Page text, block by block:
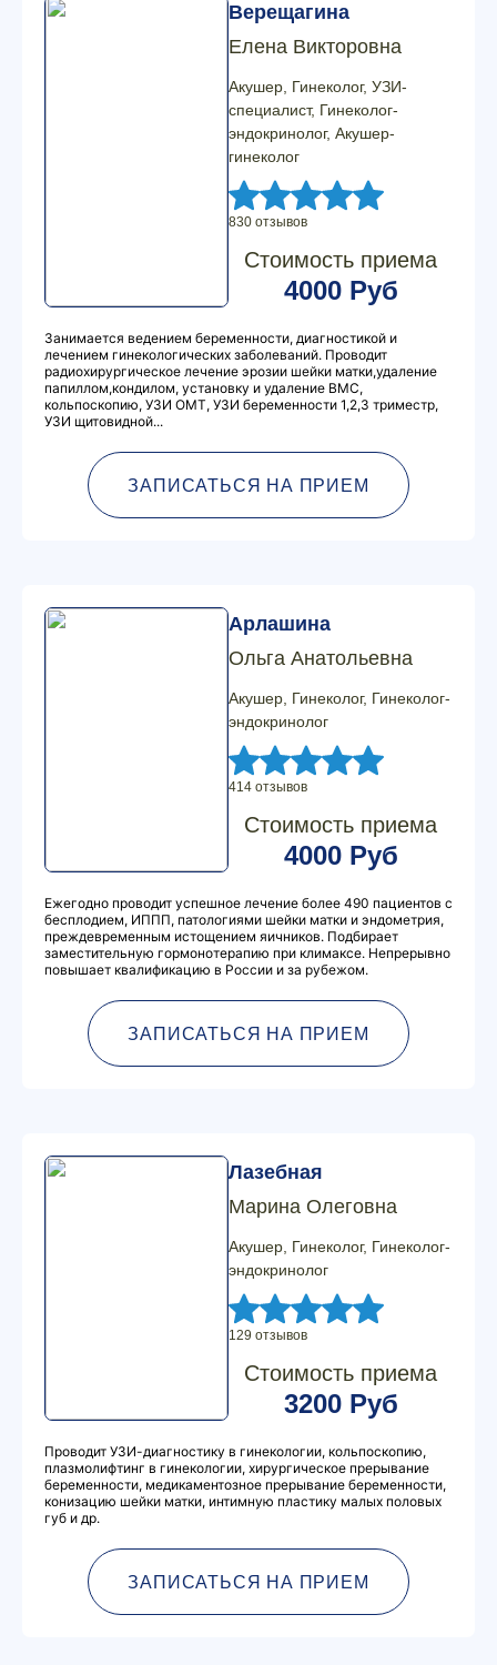
Верещагина
Елена Викторовна
Акушер, Гинеколог, УЗИ-
специалист, Гинеколог-
эндокринолог, Акушер-
гинеколог
830 отзывов
Стоимость приема
4000 Руб
Занимается ведением беременности, диагностикой и
лечением гинекологических заболеваний. Проводит
радиохирургическое лечение эрозии шейки матки,удаление
папиллом,кондилом, установку и удаление ВМС,
кольпоскопию, УЗИ ОМТ, УЗИ беременности 1,2,3 триместр,
УЗИ щитовидной...
ЗАПИСАТЬСЯ НА ПРИЕМ
Арлашина
Ольга Анатольевна
Акушер, Гинеколог, Гинеколог-
эндокринолог
414 отзывов
Стоимость приема
4000 Руб
Ежегодно проводит успешное лечение более 490 пациентов с
бесплодием, ИППП, патологиями шейки матки и эндометрия,
преждевременным истощением яичников. Подбирает
заместительную гормонотерапию при климаксе. Непрерывно
повышает квалификацию в России и за рубежом.
ЗАПИСАТЬСЯ НА ПРИЕМ
Лазебная
Марина Олеговна
Акушер, Гинеколог, Гинеколог-
эндокринолог
129 отзывов
Стоимость приема
3200 Руб
Проводит УЗИ-диагностику в гинекологии, кольпоскопию,
плазмолифтинг в гинекологии, хирургическое прерывание
беременности, медикаментозное прерывание беременности,
конизацию шейки матки, интимную пластику малых половых
губ и др.
ЗАПИСАТЬСЯ НА ПРИЕМ